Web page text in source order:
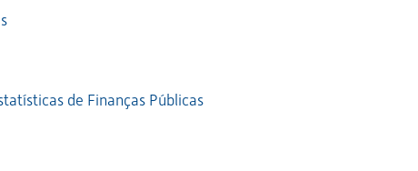
de Finanças Públicas